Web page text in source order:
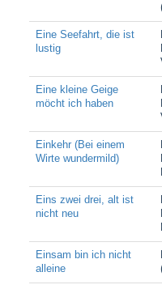
Eine Seefahrt, die ist
lustig
Eine kleine Geige
möcht ich haben
Einkehr (Bei einem
Wirte wundermild)
Eins zwei drei, alt ist
nicht neu
Einsam bin ich nicht
alleine